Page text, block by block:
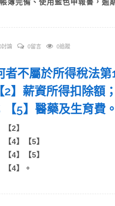
簿完備、使用藍色申報書，逾
討論 0留言 0追蹤
者不屬於所得稅法
2】薪資所得扣除額
【5】醫藥及生育費
【2】
【4】【5】
【4】【5】
【4】。